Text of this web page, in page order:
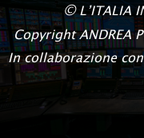
© L’ITALIA
CopyrightANDREA
In collaborazione con